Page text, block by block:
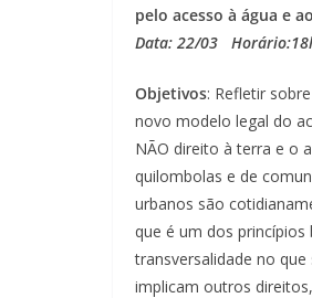
pelo acesso à água e
Data: 22/03
Objetivos: Refletir
novo modelo legal do
NÃO direito à terra e o
quilombolas e de
urbanos são
que é um dos
transversalidade no
implicam outros